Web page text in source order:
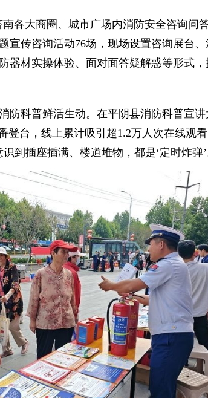
各大商圈、城市广场内消防安全咨询问
宣传咨询活动76场，现场设置咨询展台
器材实操体验、面对面答疑解惑等形式
科普鲜活生动。在平阴县消防科普宣讲
登台，线上累计吸引超1.2万人次在线观
到插座插满、楼道堆物，都是‘定时炸弹’